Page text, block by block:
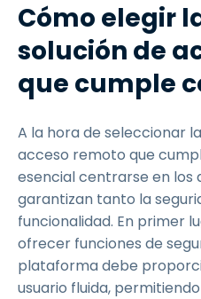
Cómo elegir
solución de
que cumple
A la hora de seleccionar
acceso remoto que
esencial centrarse en los
garantizan tanto la
funcionalidad. En primer
ofrecer funciones de
plataforma debe
usuario fluida,